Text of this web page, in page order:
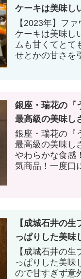
ケーキは美味し
【2023年】フ
ケーキは美味し
ムも甘くてとて
せとかの甘さを
銀座・瑞花の『
最高級の美味し
銀座・瑞花の『
最高級の美味し
やわらかな食感
気商品！一度口
【成城石井の
っぱりした美味
【成城石井の
っぱりした美味
ので甘すぎず意